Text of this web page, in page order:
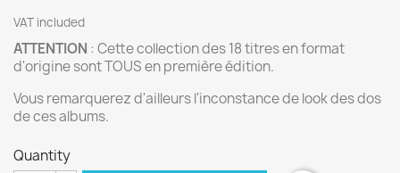
VAT included
ATTENTION : Cette collection des 18 titres en format
d'origine sont TOUS en première édition.
Vous remarquerez d'ailleurs l'inconstance de look des dos
de ces albums.
Quantity